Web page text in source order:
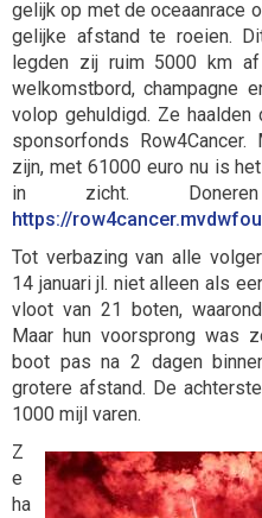
gelijk op met de oceaanrace
gelijke afstand te roeien.
legden zij ruim 5000 km
welkomstbord, champagne
volop gehuldigd. Ze
sponsorfonds
zijn, met 61000 euro nu is
in zicht.
https://
Tot verbazing van alle
14 januari jl. niet alleen als
vloot van 21 boten,
Maar hun voorsprong was
boot pas na 2 dagen
grotere afstand. De
1000 mijl varen.
Z
e
ha